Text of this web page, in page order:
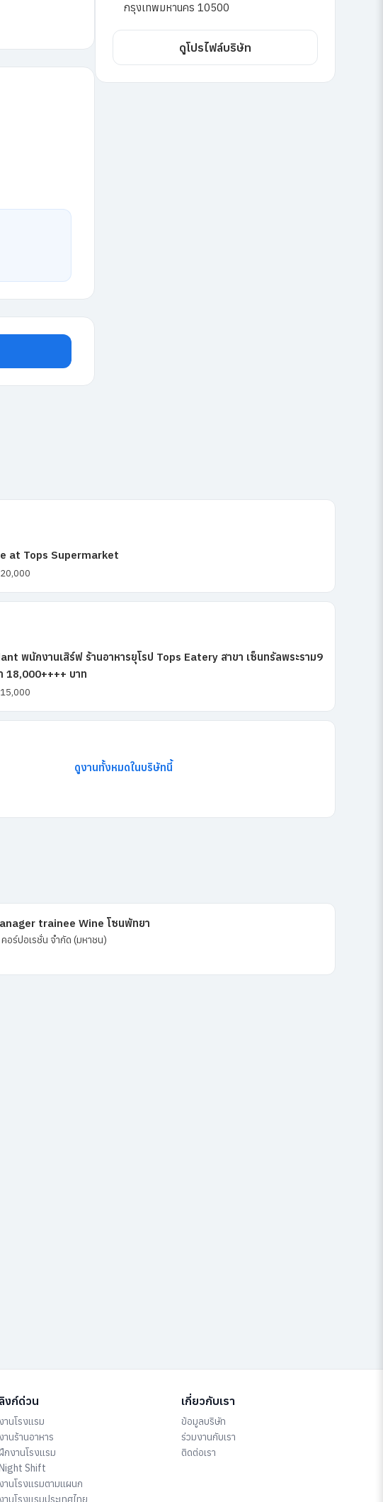
กรุงเทพมหานคร 10500
ดูโปรไฟล์บริษัท
at Tops Supermarket
พนักงานเสิร์ฟ ร้านอาหารยุโรป Tops Eatery สาขา เซ็นทรัลพระราม9
18,000++++ บาท
ดูงานทั้งหมดในบริษัทนี้
trainee Wine โซนพัทยา
อร์ปอเรชั่น จำกัด (มหาชน)
ลิงก์ด่วน
งานโรงแรม
งานร้านอาหาร
ฝึกงานโรงแรม
Shift
งานโรงแรมตามแผนก
งานโรงแรมประเทศไทย
เกี่ยวกับเรา
ข้อมูลบริษัท
ร่วมงานกับเรา
ติดต่อเรา